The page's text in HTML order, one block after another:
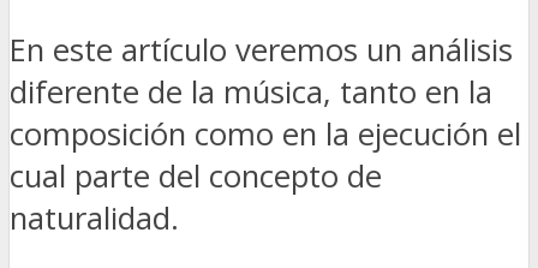
En este artículo veremos un análisis
diferente de la música, tanto en la
composición como en la ejecución el
cual parte del concepto de
naturalidad.